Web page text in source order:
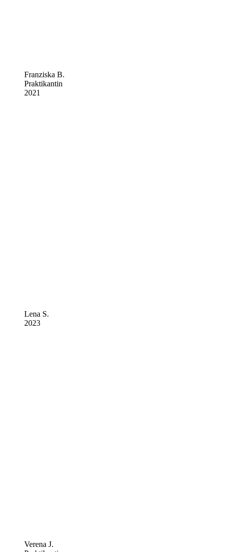
Franziska B.
Praktikantin
2021
Lena S.
2023
Verena J.